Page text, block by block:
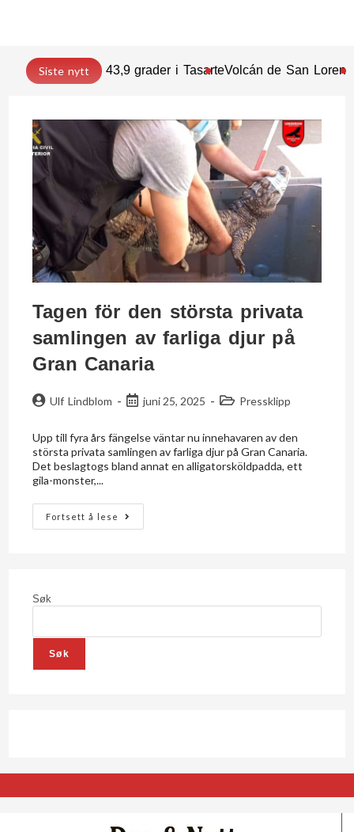
Siste nytt 43,9 grader i TasarteVolcán de San
Tagen för den största privata
samlingen av farliga djur på
Gran Canaria
Ulf Lindblom juni 25, 2025 Pressklipp
Upp till fyra års fängelse väntar nu innehavaren av den
största privata samlingen av farliga djur på Gran Canaria.
Det beslagtogs bland annat en alligatorsköldpadda, ett
gila-monster,...
Fortsett å lese
Søk
Søk